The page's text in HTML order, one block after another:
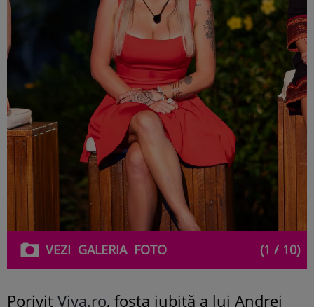
VEZI GALERIAFOTO (1 / 10)
Porivit Viva.ro, fosta iubită a lui Andrei